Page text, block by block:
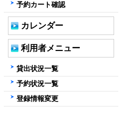
予約カート確認
カレンダー
利用者メニュー
貸出状況一覧
予約状況一覧
登録情報変更